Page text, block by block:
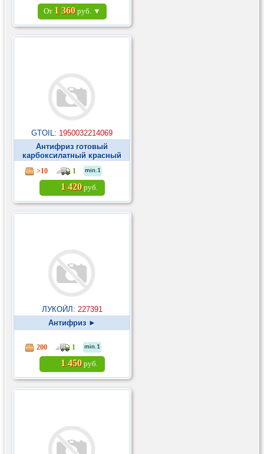
От 1 360руб. ▼
GTOIL: 1950032214069
Антифриз готовый
карбоксилатный красный
Polarcool Extra G12 5кг ►
>10 1 min.1
1 420руб.
ЛУКОЙЛ: 227391
Антифриз ►
200 1 min.1
1 450руб.